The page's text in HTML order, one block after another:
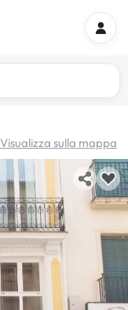
Visualizza sulla mappa